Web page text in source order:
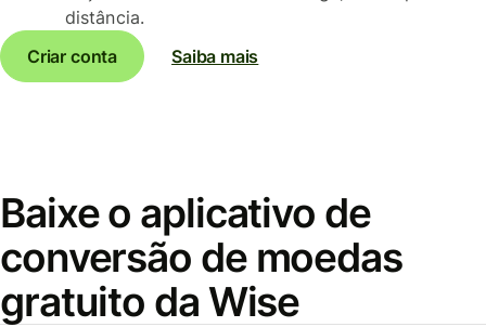
distância.
Criar conta
Saiba mais
Baixe o aplicativo de
conversão de moedas
gratuito da Wise